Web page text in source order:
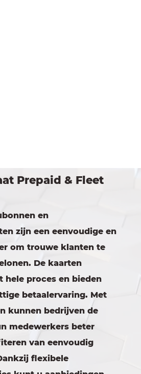
Prepaid & Fleet
en
zijn een eenvoudige en
om trouwe klanten te
De kaarten
hele proces en bieden
betaalervaring. Met
kunnen bedrijven de
medewerkers beter
van eenvoudig
flexibele